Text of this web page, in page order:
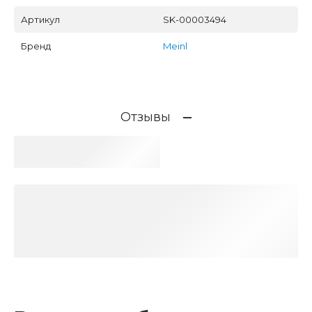
Артикул SK-00003494
Бренд Meinl
Отзывы